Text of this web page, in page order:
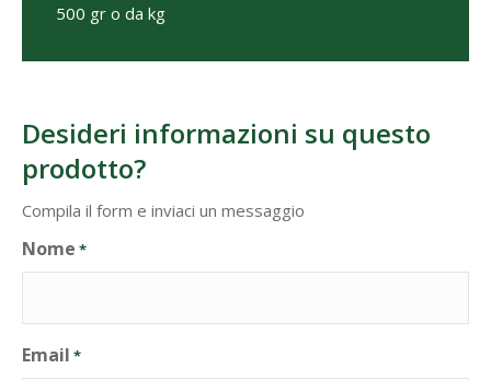
500 gr o da kg
Desideri informazioni su questo
prodotto?
Compila il form e inviaci un messaggio
Nome *
Email *